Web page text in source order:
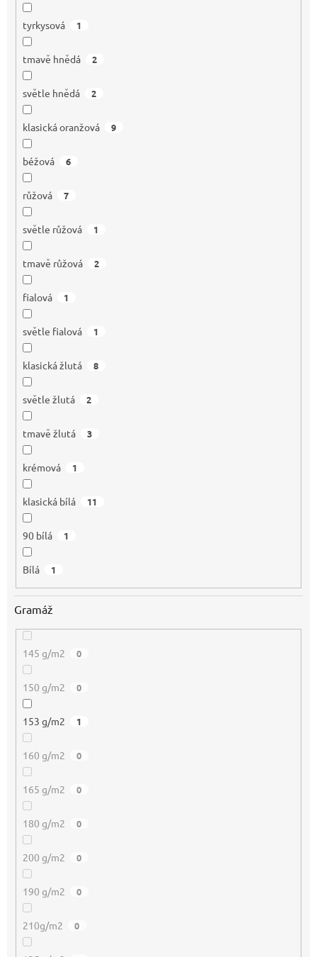
tyrkysová 1
tmavě hnědá 2
světle hnědá 2
klasická oranžová 9
béžová 6
růžová 7
světle růžová 1
tmavě růžová 2
fialová 1
světle fialová 1
klasická žlutá 8
světle žlutá 2
tmavě žlutá 3
krémová 1
klasická bílá 11
90 bílá 1
Bílá 1
Gramáž
145 g/m2 0
150 g/m2 0
153 g/m2 1
160 g/m2 0
165 g/m2 0
180 g/m2 0
200 g/m2 0
190 g/m2 0
210g/m2 0